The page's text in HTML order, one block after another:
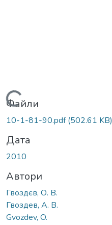
Вантажиться...
Файли
10-1-81-90.pdf(502.61 KB)
Дата
2010
Автори
Гвоздєв, О. В.
Гвоздев, А. В.
Gvozdev, O.